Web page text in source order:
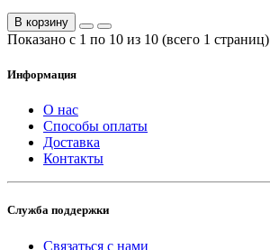
В корзину
Показано с 1 по 10 из 10 (всего 1 страниц)
Информация
О нас
Способы оплаты
Доставка
Контакты
Служба поддержки
Связаться с нами